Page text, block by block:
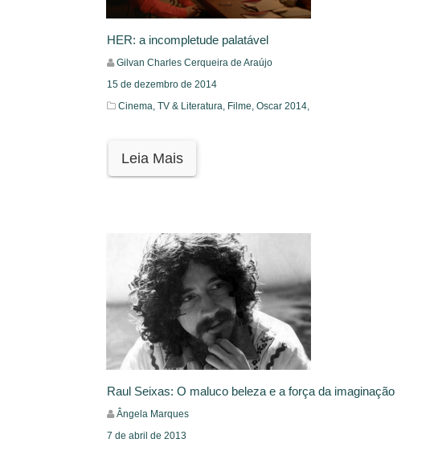
HER: a incompletude palatável
Gilvan Charles Cerqueira de Araújo
15 de dezembro de 2014
Cinema, TV & Literatura, Filme, Oscar 2014,
Leia Mais
Raul Seixas: O maluco beleza e a força da imaginação
Ângela Marques
7 de abril de 2013